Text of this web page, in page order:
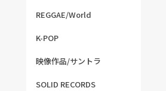
REGGAE/World
K-POP
映像作品/サントラ
SOLID RECORDS